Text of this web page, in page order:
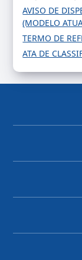
AVISO DE
(MODELO
TERMO DE
ATA DE